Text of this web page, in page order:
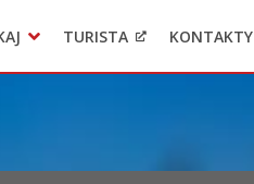
– Kežmarok
z podvodov
PACK
TURISTA KONTAKTY